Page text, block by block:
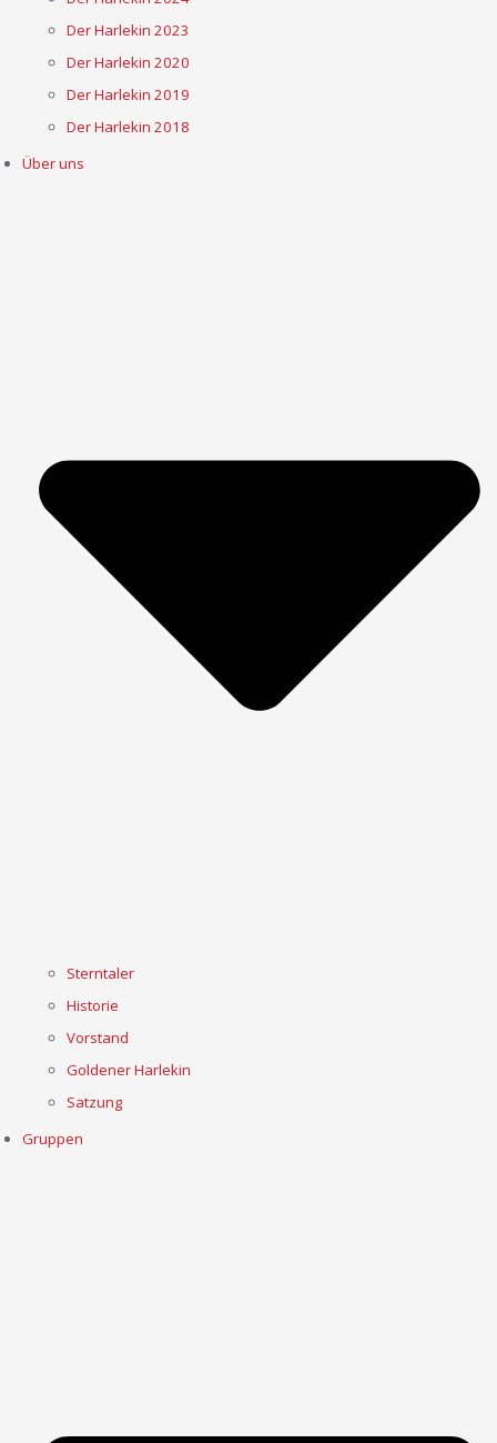
Der Harlekin 2023
Der Harlekin 2020
Der Harlekin 2019
Der Harlekin 2018
Über uns
Sterntaler
Historie
Vorstand
Goldener Harlekin
Satzung
Gruppen